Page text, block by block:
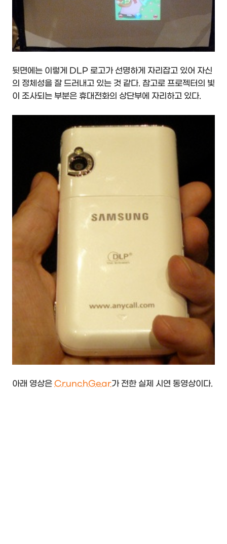
뒷면에는 이렇게 DLP 로고가 선명하게 자리잡고 있어 자신
의 정체성을 잘 드러내고 있는 것 같다. 참고로 프로젝터의 빛
이 조사되는 부분은 휴대전화의 상단부에 자리하고 있다.
아래 영상은 CrunchGear가 전한 실제 시연 동영상이다.